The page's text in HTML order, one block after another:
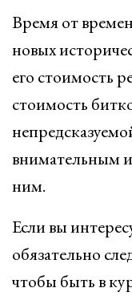
Время от
новых
его стоимость
стоимость
внимательным
ним.
Если вы
обязательно
чтобы быть в